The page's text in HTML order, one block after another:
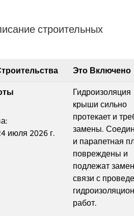
строительных
Это Включено
июля 2026 г.
Гидроизоляция
крыши сильно
протекает и
замены.
и парапетная
повреждены и
подлежат
связи с
работ.